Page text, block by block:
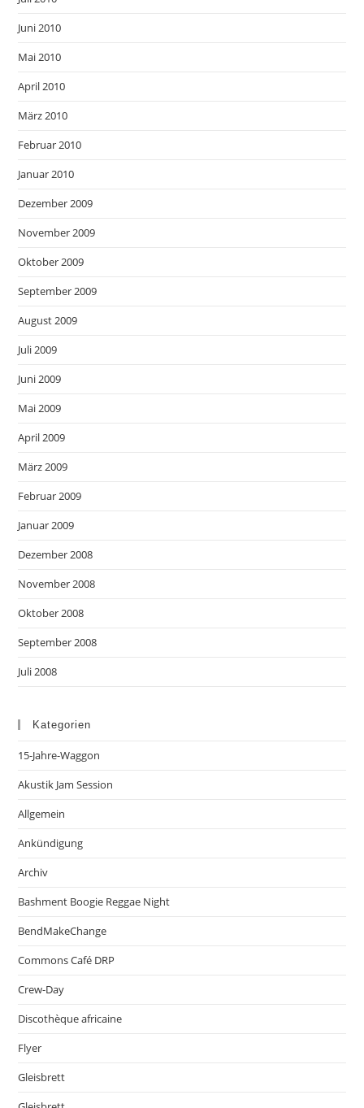
Juni 2010
Mai 2010
April 2010
März 2010
Februar 2010
Januar 2010
Dezember 2009
November 2009
Oktober 2009
September 2009
August 2009
Juli 2009
Juni 2009
Mai 2009
April 2009
März 2009
Februar 2009
Januar 2009
Dezember 2008
November 2008
Oktober 2008
September 2008
Juli 2008
Kategorien
15-Jahre-Waggon
Akustik Jam Session
Allgemein
Ankündigung
Archiv
Bashment Boogie Reggae Night
BendMakeChange
Commons Café DRP
Crew-Day
Discothèque africaine
Flyer
Gleisbrett